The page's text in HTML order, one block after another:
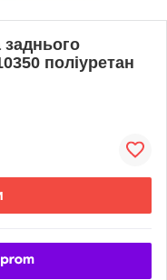
заднього
поліуретан